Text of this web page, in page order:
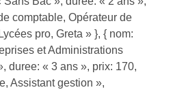
comptable, Opérateur de
pro, Greta » }, { nom:
et Administrations
duree: « 3 ans », prix: 170,
Assistant gestion »,